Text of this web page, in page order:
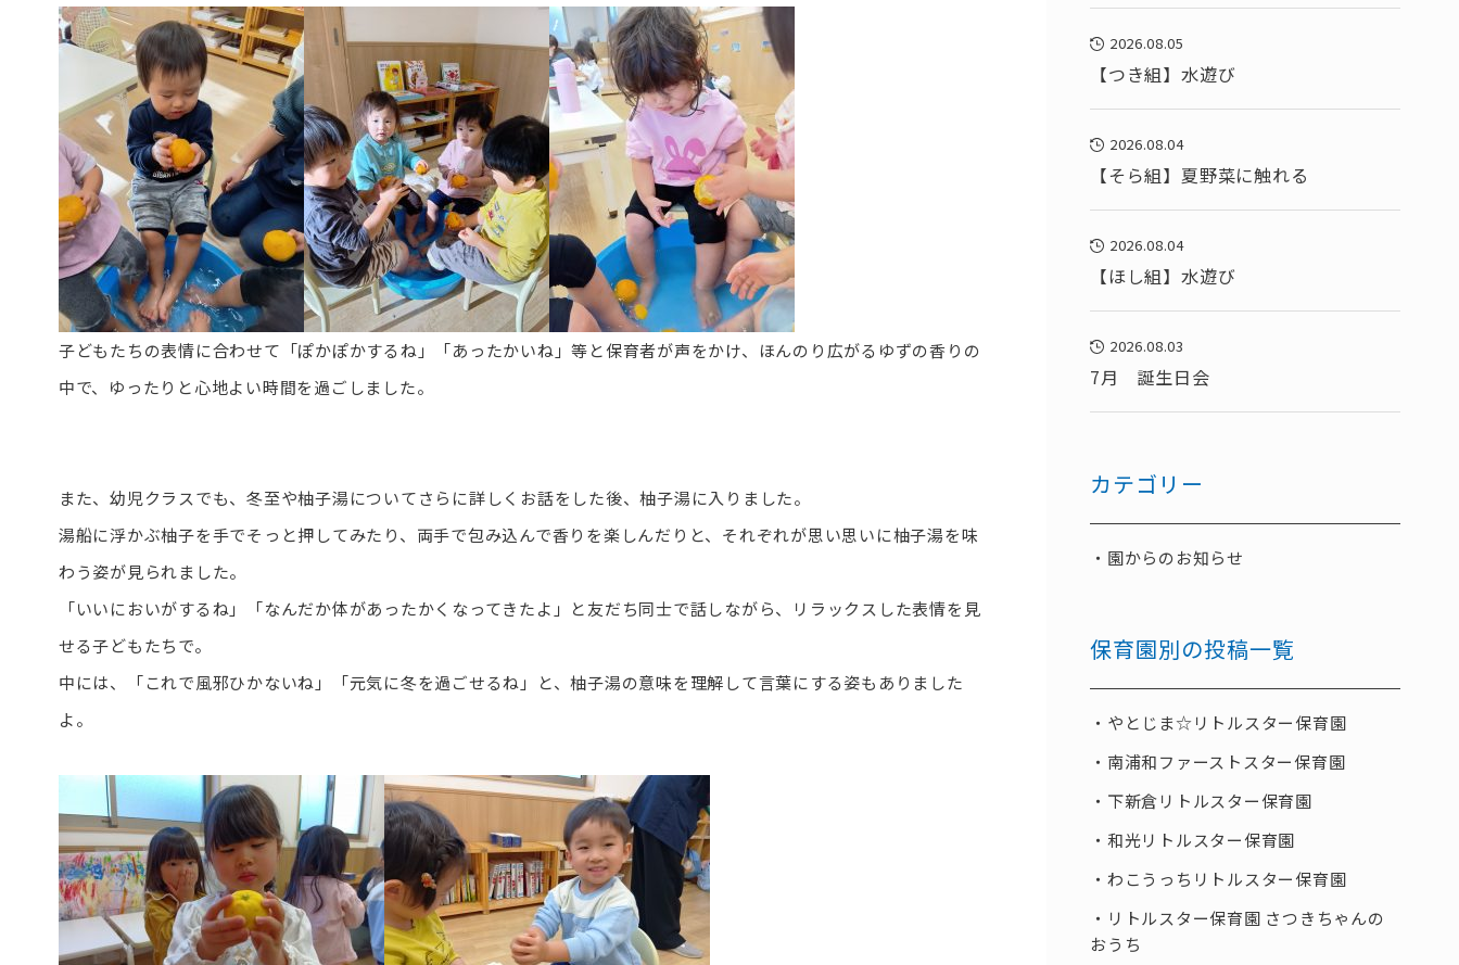
子どもたちの表情に合わせて「ぽかぽかするね」「あったかいね」等と保育者が声をかけ、ほんのり広がるゆずの香りの
中で、ゆったりと心地よい時間を過ごしました。
また、幼児クラスでも、冬至や柚子湯についてさらに詳しくお話をした後、柚子湯に入りました。
湯船に浮かぶ柚子を手でそっと押してみたり、両手で包み込んで香りを楽しんだりと、それぞれが思い思いに柚子湯を味
わう姿が見られました。
「いいにおいがするね」「なんだか体があったかくなってきたよ」と友だち同士で話しながら、リラックスした表情を見
せる子どもたちで。
中には、「これで風邪ひかないね」「元気に冬を過ごせるね」と、柚子湯の意味を理解して言葉にする姿もありました
よ。
2026.08.05
【つき組】水遊び
2026.08.04
【そら組】夏野菜に触れる
2026.08.04
【ほし組】水遊び
2026.08.03
7月 誕生日会
カテゴリー
園からのお知らせ
保育園別の投稿一覧
やとじま☆リトルスター保育園
南浦和ファーストスター保育園
下新倉リトルスター保育園
和光リトルスター保育園
わこうっちリトルスター保育園
リトルスター保育園 さつきちゃんの
おうち